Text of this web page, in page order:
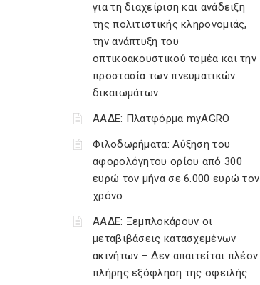
για τη διαχείριση και ανάδειξη
της πολιτιστικής κληρονομιάς,
την ανάπτυξη του
οπτικοακουστικού τομέα και την
προστασία των πνευματικών
δικαιωμάτων
ΑΑΔΕ: Πλατφόρμα myAGRO
Φιλοδωρήματα: Αύξηση του
αφορολόγητου ορίου από 300
ευρώ τον μήνα σε 6.000 ευρώ τον
χρόνο
ΑΑΔΕ: Ξεμπλοκάρουν οι
μεταβιβάσεις κατασχεμένων
ακινήτων – Δεν απαιτείται πλέον
πλήρης εξόφληση της οφειλής